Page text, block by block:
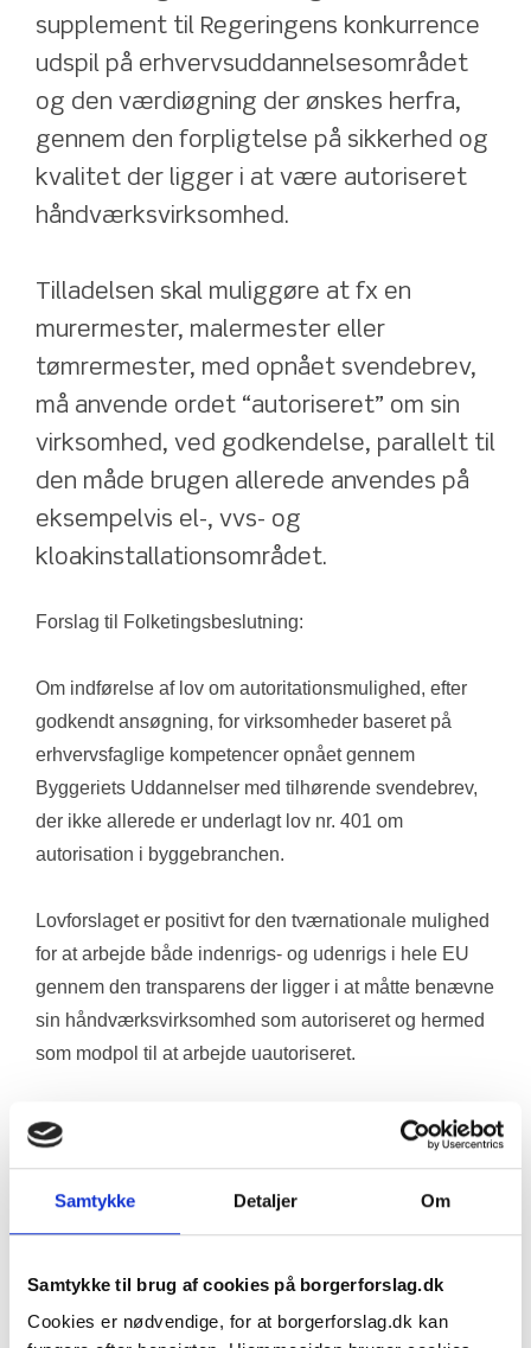
Samtykke Detaljer Om
Samtykke til brug af cookies på borgerforslag.dk
Cookies er nødvendige, for at borgerforslag.dk kan
supplement til Regeringens konkurrence
udspil på erhvervsuddannelsesområdet
og den værdiøgning der ønskes herfra,
gennem den forpligtelse på sikkerhed og
kvalitet der ligger i at være autoriseret
håndværksvirksomhed.
Tilladelsen skal muliggøre at fx en
murermester, malermester eller
tømrermester, med opnået svendebrev,
må anvende ordet “autoriseret” om sin
virksomhed, ved godkendelse, parallelt til
den måde brugen allerede anvendes på
eksempelvis el-, vvs- og
kloakinstallationsområdet.
Forslag til Folketingsbeslutning:
Om indførelse af lov om autoritationsmulighed, efter
godkendt ansøgning, for virksomheder baseret på
erhvervsfaglige kompetencer opnået gennem
Byggeriets Uddannelser med tilhørende svendebrev,
der ikke allerede er underlagt lov nr. 401 om
autorisation i byggebranchen.
Lovforslaget er positivt for den tværnationale mulighed
for at arbejde både indenrigs- og udenrigs i hele EU
gennem den transparens der ligger i at måtte benævne
sin håndværksvirksomhed som autoriseret og hermed
som modpol til at arbejde uautoriseret.
Dette giver samtidig medarbejdere med ønske om
ansættelse hos en autoriseret mester en direkte
højere kvalitet med større sikkerhed, mindre sjusk og
endegyldig monetær fordel i at være fagligt uddannet,